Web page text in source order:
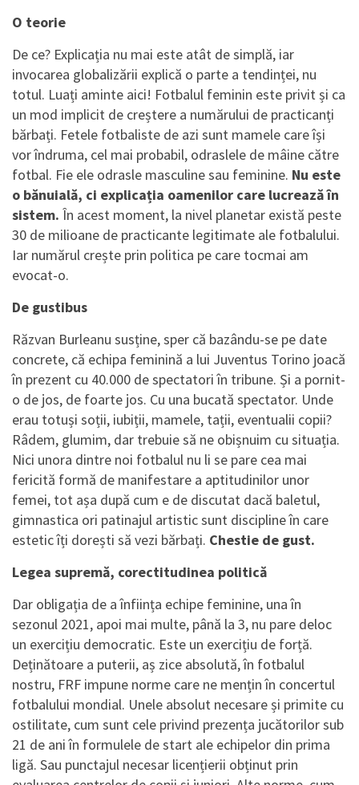
O teorie
De ce? Explicația nu mai este atât de simplă, iar
invocarea globalizării explică o parte a tendinței, nu
totul. Luați aminte aici! Fotbalul feminin este privit și ca
un mod implicit de creștere a numărului de practicanți
bărbați. Fetele fotbaliste de azi sunt mamele care își
vor îndruma, cel mai probabil, odraslele de mâine către
fotbal. Fie ele odrasle masculine sau feminine. Nu este
o bănuială, ci explicația oamenilor care lucrează în
sistem. În acest moment, la nivel planetar există peste
30 de milioane de practicante legitimate ale fotbalului.
Iar numărul crește prin politica pe care tocmai am
evocat-o.
De gustibus
Răzvan Burleanu susține, sper că bazându-se pe date
concrete, că echipa feminină a lui Juventus Torino joacă
în prezent cu 40.000 de spectatori în tribune. Și a pornit-
o de jos, de foarte jos. Cu una bucată spectator. Unde
erau totuși soții, iubiții, mamele, tații, eventualii copii?
Râdem, glumim, dar trebuie să ne obișnuim cu situația.
Nici unora dintre noi fotbalul nu li se pare cea mai
fericită formă de manifestare a aptitudinilor unor
femei, tot așa după cum e de discutat dacă baletul,
gimnastica ori patinajul artistic sunt discipline în care
estetic îți dorești să vezi bărbați. Chestie de gust.
Legea supremă, corectitudinea politică
Dar obligația de a înființa echipe feminine, una în
sezonul 2021, apoi mai multe, până la 3, nu pare deloc
un exercițiu democratic. Este un exercițiu de forță.
Deținătoare a puterii, aș zice absolută, în fotbalul
nostru, FRF impune norme care ne mențin în concertul
fotbalului mondial. Unele absolut necesare și primite cu
ostilitate, cum sunt cele privind prezența jucătorilor sub
21 de ani în formulele de start ale echipelor din prima
ligă. Sau punctajul necesar licențierii obținut prin